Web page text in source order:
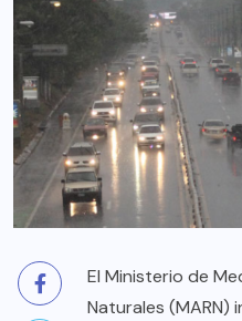
El Ministerio de
Naturales (MARN)